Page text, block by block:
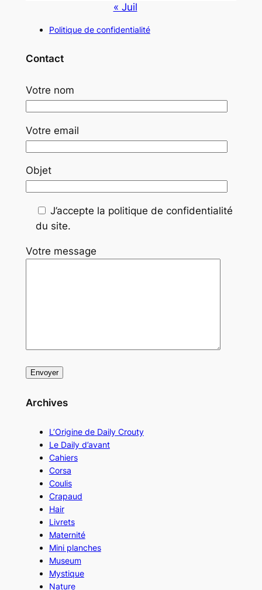
« Juil
Politique de confidentialité
Contact
Votre nom
Votre email
Objet
J’accepte la politique de confidentialité
du site.
Votre message
Archives
L’Origine de Daily Crouty
Le Daily d’avant
Cahiers
Corsa
Coulis
Crapaud
Hair
Livrets
Maternité
Mini planches
Museum
Mystique
Nature